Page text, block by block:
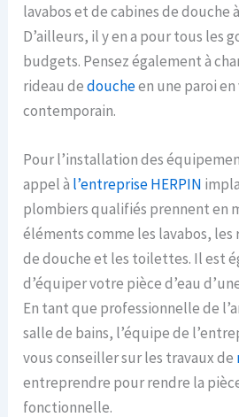
lavabos et de cabines de douche
D’ailleurs, il y en a pour tous les
budgets. Pensez également à
rideau dedoucheen une paroi
contemporain.
Pour l’installation des
appel à l’entreprise HERPIN
plombiers qualifiés prennent en
éléments comme les lavabos, les
de douche et les toilettes. Il est
d’équiper votre pièce d’eau
En tant que professionnelle de
salle de bains, l’équipe de
vous conseiller sur les travaux de
entreprendre pour rendre la
fonctionnelle.